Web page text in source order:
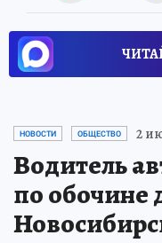
НОВОСТИ ОБЩЕСТВО 2
Водитель
по обочине